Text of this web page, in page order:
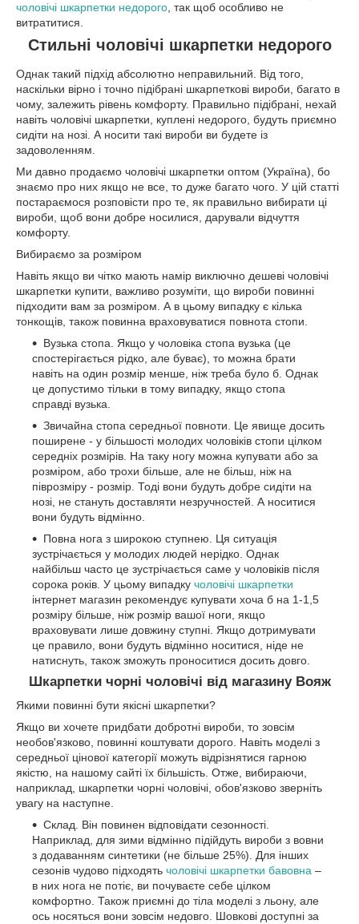
чоловічі шкарпетки недорого , так щоб особливо не
витратитися.
Стильні чоловічі шкарпетки недорого
Однак такий підхід абсолютно неправильний. Від того,
наскільки вірно і точно підібрані шкарпеткові вироби, багато в
чому, залежить рівень комфорту. Правильно підібрані, нехай
навіть чоловічі шкарпетки, куплені недорого, будуть приємно
сидіти на нозі. А носити такі вироби ви будете із
задоволенням.
Ми давно продаємо чоловічі шкарпетки оптом (Україна), бо
знаємо про них якщо не все, то дуже багато чого. У цій статті
постараємося розповісти про те, як правильно вибирати ці
вироби, щоб вони добре носилися, дарували відчуття
комфорту.
Вибираємо за розміром
Навіть якщо ви чітко мають намір виключно дешеві чоловічі
шкарпетки купити, важливо розуміти, що вироби повинні
підходити вам за розміром. А в цьому випадку є кілька
тонкощів, також повинна враховуватися повнота стопи.
Вузька стопа. Якщо у чоловіка стопа вузька (це
спостерігається рідко, але буває), то можна брати
навіть на один розмір менше, ніж треба було б. Однак
це допустимо тільки в тому випадку, якщо стопа
справді вузька.
Звичайна стопа середньої повноти. Це явище досить
поширене - у більшості молодих чоловіків стопи цілком
середніх розмірів. На таку ногу можна купувати або за
розміром, або трохи більше, але не більш, ніж на
піврозміру - розмір. Тоді вони будуть добре сидіти на
нозі, не стануть доставляти незручностей. А носитися
вони будуть відмінно.
Повна нога з широкою ступнею. Ця ситуація
зустрічається у молодих людей нерідко. Однак
найбільш часто це зустрічається саме у чоловіків після
сорока років. У цьому випадку чоловічі шкарпетки
інтернет магазин рекомендує купувати хоча б на 1-1,5
розміру більше, ніж розмір вашої ноги, якщо
враховувати лише довжину ступні. Якщо дотримувати
це правило, вони будуть відмінно носитися, ніде не
натиснуть, також зможуть проноситися досить довго.
Шкарпетки чорні чоловічі від магазину Вояж
Якими повинні бути якісні шкарпетки?
Якщо ви хочете придбати добротні вироби, то зовсім
необов'язково, повинні коштувати дорого. Навіть моделі з
середньої цінової категорії можуть відрізнятися гарною
якістю, на нашому сайті їх більшість. Отже, вибираючи,
наприклад, шкарпетки чорні чоловічі, обов'язково зверніть
увагу на наступне.
Склад. Він повинен відповідати сезонності.
Наприклад, для зими відмінно підійдуть вироби з вовни
з додаванням синтетики (не більше 25%). Для інших
сезонів чудово підходять чоловічі шкарпетки бавовна –
в них нога не потіє, ви почуваєте себе цілком
комфортно. Також приємні до тіла моделі з льону, але
ось носяться вони зовсім недовго. Шовкові доступні за